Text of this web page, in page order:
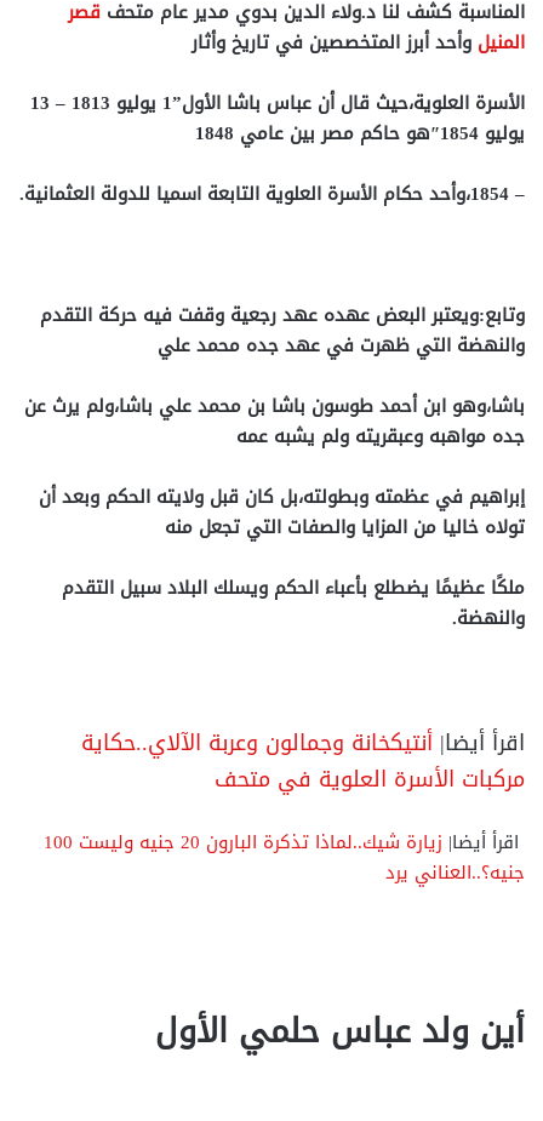
المناسبة كشف لنا د.ولاء الدين بدوي مدير عام متحف قصر
المنيل وأحد أبرز المتخصصين في تاريخ وأثار
الأسرة العلوية،حيث قال أن عباس باشا الأول”1 يوليو 1813 – 13
يوليو 1854″هو حاكم مصر بين عامي 1848
– 1854،وأحد حكام الأسرة العلوية التابعة اسميا للدولة العثمانية.
وتابع:ويعتبر البعض عهده عهد رجعية وقفت فيه حركة التقدم
والنهضة التي ظهرت في عهد جده محمد علي
باشا،وهو ابن أحمد طوسون باشا بن محمد علي باشا،ولم يرث عن
جده مواهبه وعبقريته ولم يشبه عمه
إبراهيم في عظمته وبطولته،بل كان قبل ولايته الحكم وبعد أن
تولاه خاليا من المزايا والصفات التي تجعل منه
ملكًا عظيمًا يضطلع بأعباء الحكم ويسلك البلاد سبيل التقدم
والنهضة.
اقرأ أيضا| أنتيكخانة وجمالون وعربة الآلاي..حكاية
مركبات الأسرة العلوية في متحف
اقرأ أيضا|
زيارة شيك..لماذا تذكرة البارون 20 جنيه وليست 100
جنيه؟..العناني يرد
أين ولد عباس حلمي الأول